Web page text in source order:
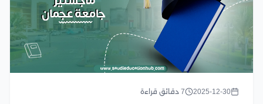
2025-12-30 7 دقائق قراءة